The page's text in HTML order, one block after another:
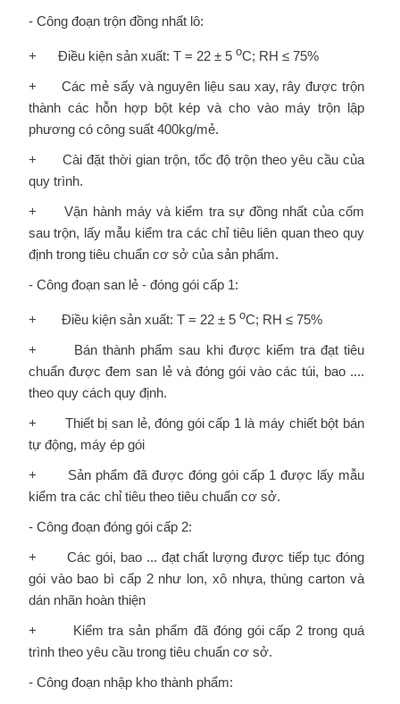
- Công đoạn trộn đồng nhất lô:
+ Điều kiện sản xuất: T = 22 ± 5 oC; RH ≤ 75%
+ Các mẻ sấy và nguyên liệu sau xay, rây được trộn
thành các hỗn hợp bột kép và cho vào máy trộn lập
phương có công suất 400kg/mẻ.
+ Cài đặt thời gian trộn, tốc độ trộn theo yêu cầu của
quy trình.
+ Vận hành máy và kiểm tra sự đồng nhất của cốm
sau trộn, lấy mẫu kiểm tra các chỉ tiêu liên quan theo quy
định trong tiêu chuẩn cơ sở của sản phẩm.
- Công đoạn san lẻ - đóng gói cấp 1:
+ Điều kiện sản xuất: T = 22 ± 5 oC; RH ≤ 75%
+ Bán thành phẩm sau khi được kiểm tra đạt tiêu
chuẩn được đem san lẻ và đóng gói vào các túi, bao ....
theo quy cách quy định.
+ Thiết bị san lẻ, đóng gói cấp 1 là máy chiết bột bán
tự động, máy ép gói
+ Sản phẩm đã được đóng gói cấp 1 được lấy mẫu
kiểm tra các chỉ tiêu theo tiêu chuẩn cơ sở.
- Công đoạn đóng gói cấp 2:
+ Các gói, bao ... đạt chất lượng được tiếp tục đóng
gói vào bao bì cấp 2 như lon, xô nhựa, thùng carton và
dán nhãn hoàn thiện
+ Kiểm tra sản phẩm đã đóng gói cấp 2 trong quá
trình theo yêu cầu trong tiêu chuẩn cơ sở.
- Công đoạn nhập kho thành phẩm: